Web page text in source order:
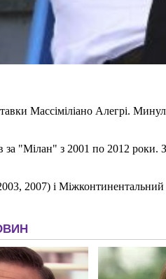
Массіміліано Алегрі.
"Мілан" з 2001 по 2012 роки.
2007) і Міжконтинентальний